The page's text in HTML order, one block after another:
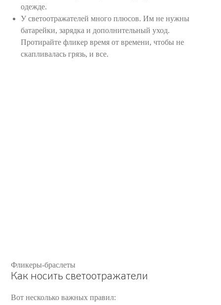
одежде.
У светоотражателей много плюсов. Им не нужны
батарейки, зарядка и дополнительный уход.
Протирайте фликер время от времени, чтобы не
скапливалась грязь, и все.
Фликеры-браслеты
Как носить светоотражатели
Вот несколько важных правил: